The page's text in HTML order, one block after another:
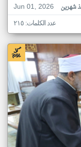
Jun 01, 2026
شهرين
عدد الكلمات: ٢١٥